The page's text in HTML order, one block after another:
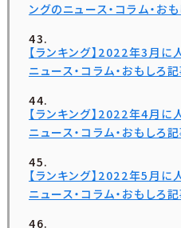
ングのニュース・コラム・お
【ランキング】2022年3月
ニュース・コラム・おもしろ
【ランキング】2022年4月
ニュース・コラム・おもしろ
【ランキング】2022年5月
ニュース・コラム・おもしろ